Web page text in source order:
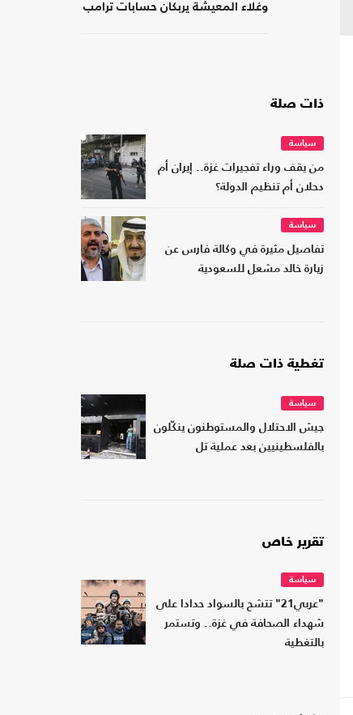
وغلاء المعيشة يربكان حسابات ترامب
ذات صلة
سياسة
من يقف وراء تفجيرات غزة.. إيران أم
دحلان أم تنظيم الدولة؟
سياسة
تفاصيل مثيرة في وكالة فارس عن
زيارة خالد مشعل للسعودية
تغطية ذات صلة
سياسة
جيش الاحتلال والمستوطنون ينكّلون
بالفلسطينيين بعد عملية تل
تقرير خاص
سياسة
"عربي21" تتشح بالسواد حدادا على
شهداء الصحافة في غزة.. وتستمر
بالتغطية